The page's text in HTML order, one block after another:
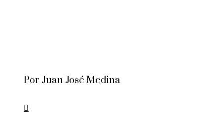
Por Juan José Medina